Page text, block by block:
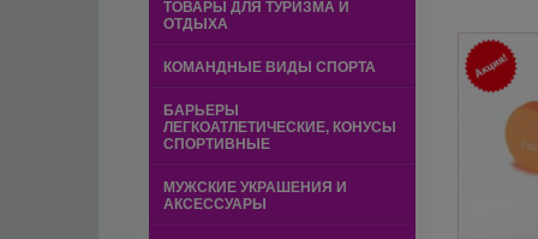
ТОВАРЫ ДЛЯ ТУРИЗМА И
ОТДЫХА
КОМАНДНЫЕ ВИДЫ СПОРТА
БАРЬЕРЫ
ЛЕГКОАТЛЕТИЧЕСКИЕ, КОНУСЫ
СПОРТИВНЫЕ
МУЖСКИЕ УКРАШЕНИЯ И
АКСЕССУАРЫ